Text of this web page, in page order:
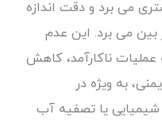
می برد و دقت اندازه
بین می برد. این عدم
ناکارآمد، کاهش
به ویژه در
شیمیایی یا تصفیه آب